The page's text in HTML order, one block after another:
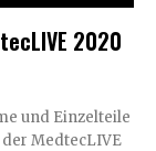
2020
und Einzelteile